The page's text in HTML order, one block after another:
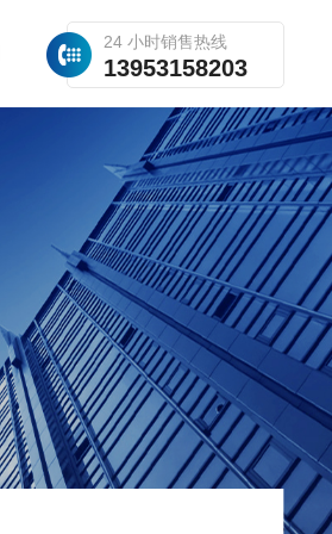
24 小时销售热线
13953158203